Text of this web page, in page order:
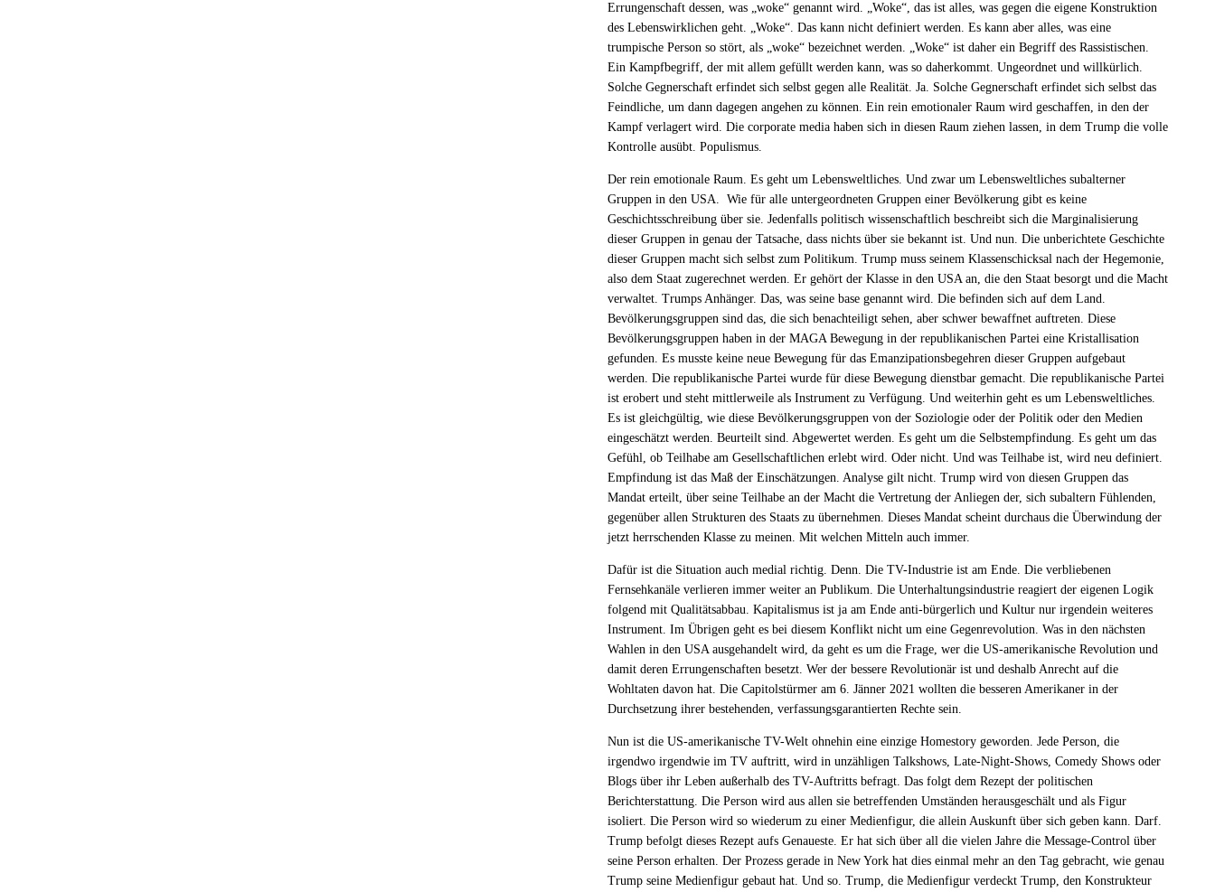
Errungenschaft dessen, was „woke“ genannt wird. „Woke“, das ist alles, was gegen die eigene Konstruktion
des Lebenswirklichen geht. „Woke“. Das kann nicht definiert werden. Es kann aber alles, was eine
trumpische Person so stört, als „woke“ bezeichnet werden. „Woke“ ist daher ein Begriff des Rassistischen.
Ein Kampfbegriff, der mit allem gefüllt werden kann, was so daherkommt. Ungeordnet und willkürlich.
Solche Gegnerschaft erfindet sich selbst gegen alle Realität. Ja. Solche Gegnerschaft erfindet sich selbst das
Feindliche, um dann dagegen angehen zu können. Ein rein emotionaler Raum wird geschaffen, in den der
Kampf verlagert wird. Die corporate media haben sich in diesen Raum ziehen lassen, in dem Trump die volle
Kontrolle ausübt. Populismus.
Der rein emotionale Raum. Es geht um Lebensweltliches. Und zwar um Lebensweltliches subalterner
Gruppen in den USA. Wie für alle untergeordneten Gruppen einer Bevölkerung gibt es keine
Geschichtsschreibung über sie. Jedenfalls politisch wissenschaftlich beschreibt sich die Marginalisierung
dieser Gruppen in genau der Tatsache, dass nichts über sie bekannt ist. Und nun. Die unberichtete Geschichte
dieser Gruppen macht sich selbst zum Politikum. Trump muss seinem Klassenschicksal nach der Hegemonie,
also dem Staat zugerechnet werden. Er gehört der Klasse in den USA an, die den Staat besorgt und die Macht
verwaltet. Trumps Anhänger. Das, was seine base genannt wird. Die befinden sich auf dem Land.
Bevölkerungsgruppen sind das, die sich benachteiligt sehen, aber schwer bewaffnet auftreten. Diese
Bevölkerungsgruppen haben in der MAGA Bewegung in der republikanischen Partei eine Kristallisation
gefunden. Es musste keine neue Bewegung für das Emanzipationsbegehren dieser Gruppen aufgebaut
werden. Die republikanische Partei wurde für diese Bewegung dienstbar gemacht. Die republikanische Partei
ist erobert und steht mittlerweile als Instrument zu Verfügung. Und weiterhin geht es um Lebensweltliches.
Es ist gleichgültig, wie diese Bevölkerungsgruppen von der Soziologie oder der Politik oder den Medien
eingeschätzt werden. Beurteilt sind. Abgewertet werden. Es geht um die Selbstempfindung. Es geht um das
Gefühl, ob Teilhabe am Gesellschaftlichen erlebt wird. Oder nicht. Und was Teilhabe ist, wird neu definiert.
Empfindung ist das Maß der Einschätzungen. Analyse gilt nicht. Trump wird von diesen Gruppen das
Mandat erteilt, über seine Teilhabe an der Macht die Vertretung der Anliegen der, sich subaltern Fühlenden,
gegenüber allen Strukturen des Staats zu übernehmen. Dieses Mandat scheint durchaus die Überwindung der
jetzt herrschenden Klasse zu meinen. Mit welchen Mitteln auch immer.
Dafür ist die Situation auch medial richtig. Denn. Die TV-Industrie ist am Ende. Die verbliebenen
Fernsehkanäle verlieren immer weiter an Publikum. Die Unterhaltungsindustrie reagiert der eigenen Logik
folgend mit Qualitätsabbau. Kapitalismus ist ja am Ende anti-bürgerlich und Kultur nur irgendein weiteres
Instrument. Im Übrigen geht es bei diesem Konflikt nicht um eine Gegenrevolution. Was in den nächsten
Wahlen in den USA ausgehandelt wird, da geht es um die Frage, wer die US-amerikanische Revolution und
damit deren Errungenschaften besetzt. Wer der bessere Revolutionär ist und deshalb Anrecht auf die
Wohltaten davon hat. Die Capitolstürmer am 6. Jänner 2021 wollten die besseren Amerikaner in der
Durchsetzung ihrer bestehenden, verfassungsgarantierten Rechte sein.
Nun ist die US-amerikanische TV-Welt ohnehin eine einzige Homestory geworden. Jede Person, die
irgendwo irgendwie im TV auftritt, wird in unzähligen Talkshows, Late-Night-Shows, Comedy Shows oder
Blogs über ihr Leben außerhalb des TV-Auftritts befragt. Das folgt dem Rezept der politischen
Berichterstattung. Die Person wird aus allen sie betreffenden Umständen herausgeschält und als Figur
isoliert. Die Person wird so wiederum zu einer Medienfigur, die allein Auskunft über sich geben kann. Darf.
Trump befolgt dieses Rezept aufs Genaueste. Er hat sich über all die vielen Jahre die Message-Control über
seine Person erhalten. Der Prozess gerade in New York hat dies einmal mehr an den Tag gebracht, wie genau
Trump seine Medienfigur gebaut hat. Und so. Trump, die Medienfigur verdeckt Trump, den Konstrukteur